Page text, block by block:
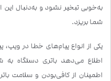
به‌خوبی تبخیر نشود و به‌دنبال
شما بریزد.
یکی از انواع پیام‌های خطا در
اطلاع می‌دهد باتری دستگاه
اطمینان از کافی‌بودن و سلامت